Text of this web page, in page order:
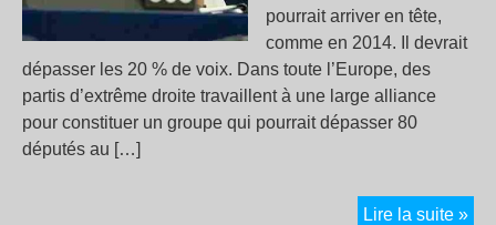
pourrait arriver en tête,
comme en 2014. Il devrait
dépasser les 20 % de voix. Dans toute l’Europe, des
partis d’extrême droite travaillent à une large alliance
pour constituer un groupe qui pourrait dépasser 80
députés au […]
Lire la suite »